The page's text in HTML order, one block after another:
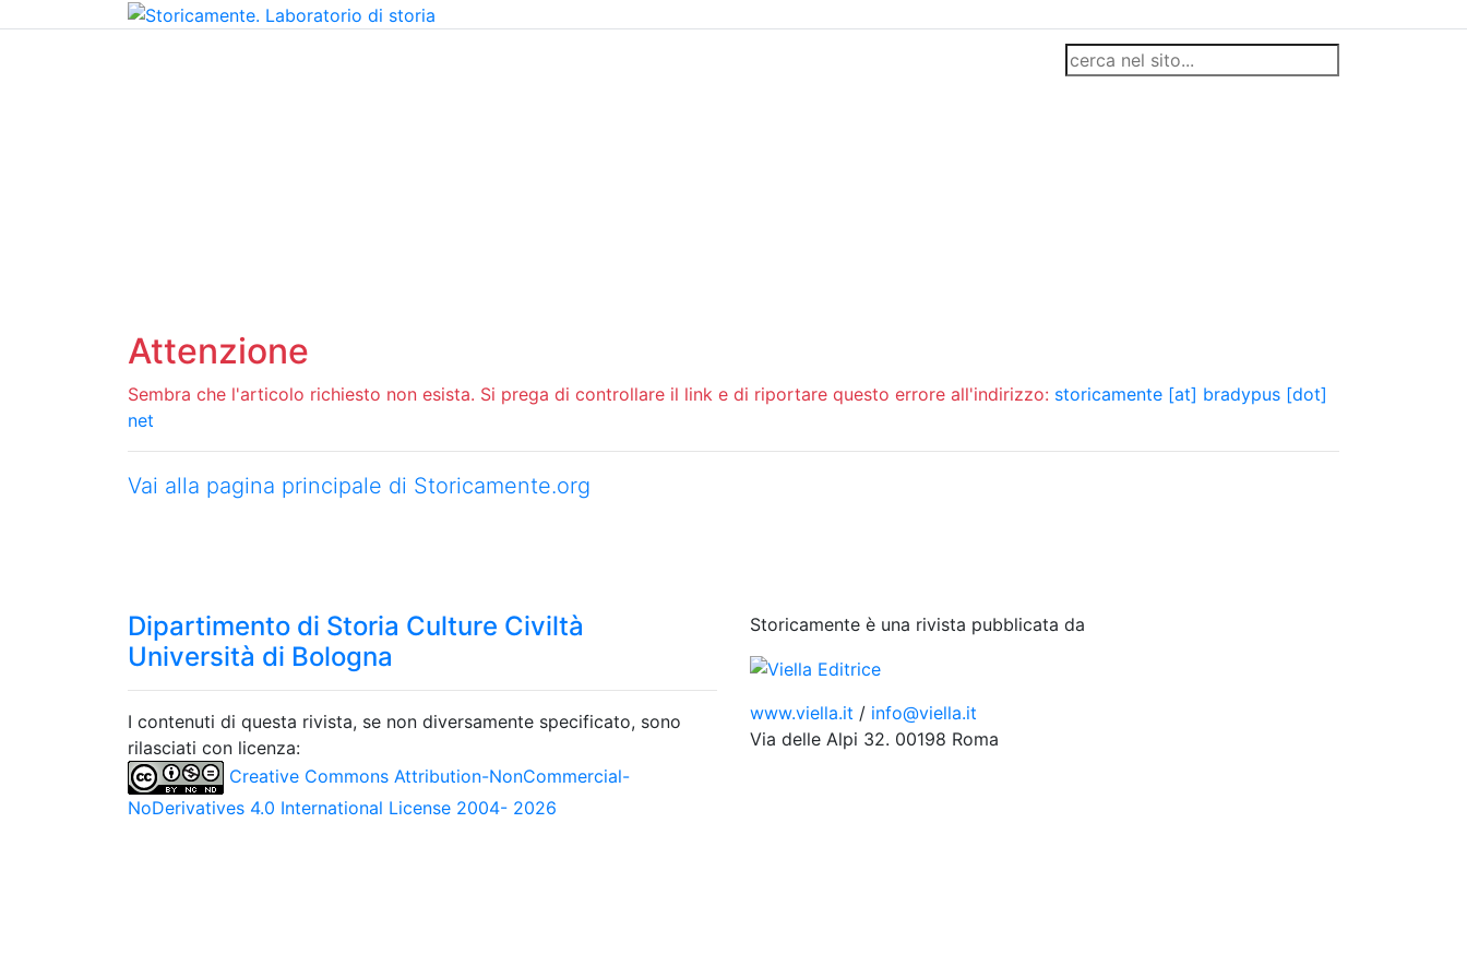
Attenzione
Sembra che l'articolo richiesto non esista. Si prega di controllare il link e di riportare questo errore all'indirizzo: storicamente [at] bradypus [dot]
net
Vai alla pagina principale di Storicamente.org
Dipartimento di Storia Culture Civiltà
Università di Bologna
I contenuti di questa rivista, se non diversamente specificato, sono
rilasciati con licenza:
Creative Commons Attribution-NonCommercial-
NoDerivatives 4.0 International License 2004- 2026
Storicamente è una rivista pubblicata da
www.viella.it / info@viella.it
Via delle Alpi 32. 00198 Roma